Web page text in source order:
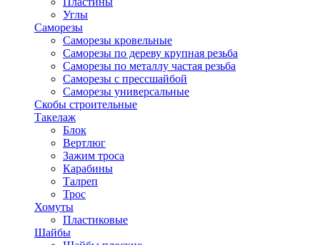
Углы
Саморезы
Саморезы кровельные
Саморезы по дереву крупная резьба
Саморезы по металлу частая резьба
Саморезы с прессшайбой
Саморезы универсальные
Скобы строительные
Такелаж
Блок
Вертлюг
Зажим троса
Карабины
Талреп
Трос
Хомуты
Пластиковые
Шайбы